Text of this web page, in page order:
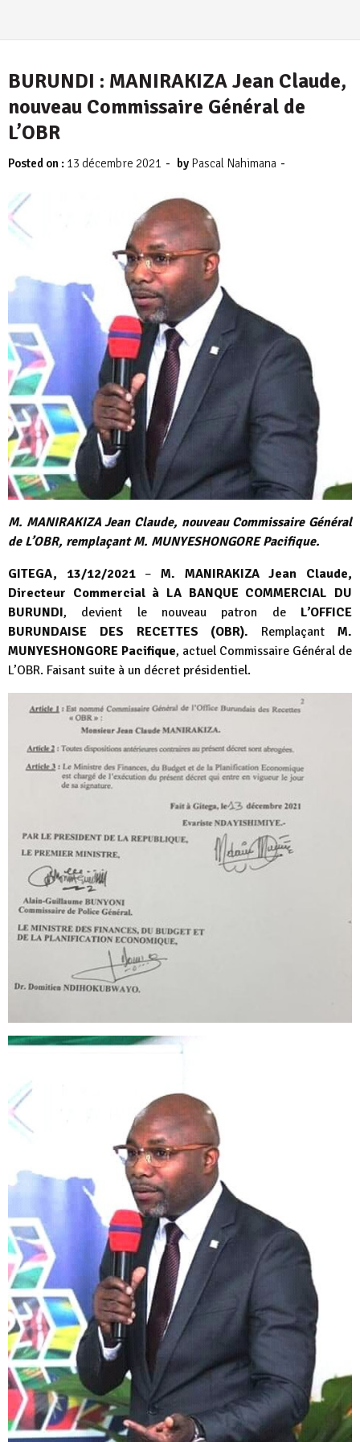
BURUNDI : MANIRAKIZA Jean Claude,
nouveau Commissaire Général de
L’OBR
Posted on : 13 décembre 2021 - by Pascal Nahimana -
M. MANIRAKIZA Jean Claude, nouveau Commissaire Général
de L’OBR, remplaçant M. MUNYESHONGORE Pacifique.
GITEGA, 13/12/2021–M. MANIRAKIZA Jean Claude,
Directeur Commercial à LA BANQUE COMMERCIAL DU
BURUNDI, devient le nouveau patron de L’OFFICE
BURUNDAISE DES RECETTES (OBR). RemplaçantM.
MUNYESHONGORE Pacifique, actuel Commissaire Général de
L’OBR. Faisant suite à un décret présidentiel.